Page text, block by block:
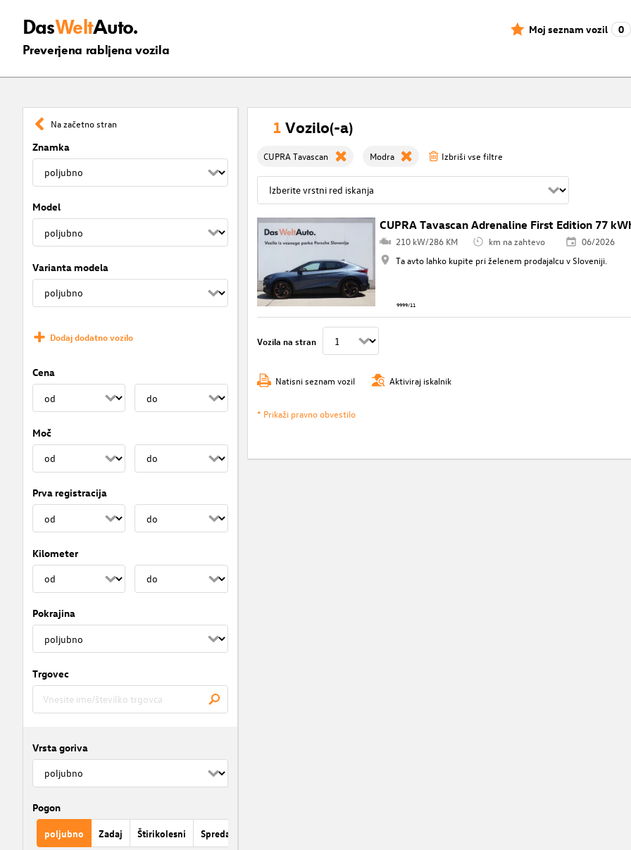
DasWeltAuto.
Preverjena rabljena vozila
Moj seznam vozil 0
Na začetno stran
Znamka
Model
Varianta modela
Dodaj dodatno vozilo
Cena
Moč
Prva registracija
Kilometer
Pokrajina
Trgovec
Vrsta goriva
Pogon
poljubno Zadaj Štirikolesni Spredaj
1 Vozilo(-a)
CUPRA Tavascan Modra Izbriši vse filtre
CUPRA Tavascan Adrenaline First Edition 77
210 kW/286 KM km na zahtevo
06/2026
Ta avto lahko kupite pri želenem prodajalcu v Sloveniji.
9999/11
Vozila na stran
Natisni seznam vozil Aktiviraj iskalnik
* Prikaži pravno obvestilo